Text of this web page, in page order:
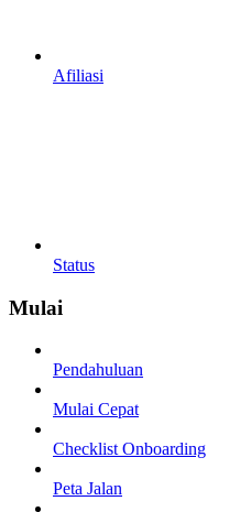
Afiliasi
Status
Mulai
Pendahuluan
Mulai Cepat
Checklist Onboarding
Peta Jalan